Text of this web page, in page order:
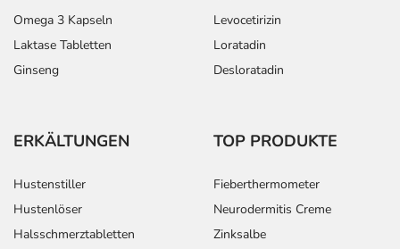
Für die Information an dieser Stelle werden vor allem
Nebenwirkungen berücksichtigt, die bei mindestens
einem von 1.000 behandelten Patienten auftreten.
Dosierung
Vorbeugung gegen
einer Depression -
Behandlungsbeginn:
Omega 3 Kapseln
Laktase Tabletten
Ginseng
Levocetirizin
Loratadin
Desloratadin
ERKÄLTUNGEN
Hustenstiller
Hustenlöser
Halsschmerztabletten
TOP PRODUKTE
Fieberthermometer
Neurodermitis Creme
Zinksalbe